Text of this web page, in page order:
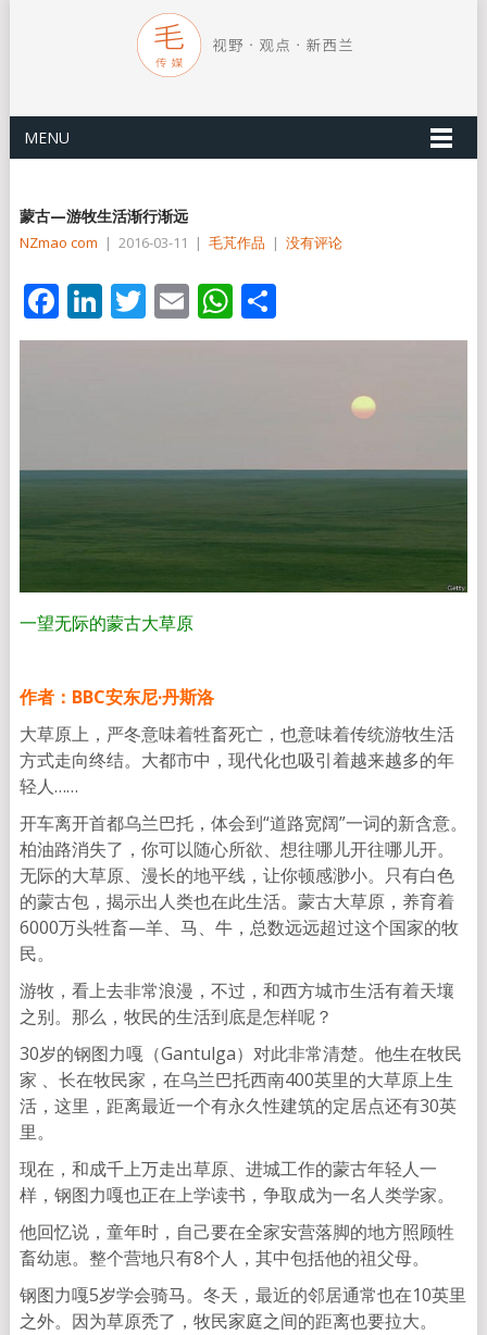
MENU
蒙古—游牧生活渐行渐远
NZmao com | 2016-03-11 | 毛芃作品 | 没有评论
Facebook
LinkedIn
Twitter
EmailWhatsApp
分
享
一望无际的蒙古大草原
作者：BBC安东尼·丹斯洛
大草原上，严冬意味着牲畜死亡，也意味着传统游牧生活
方式走向终结。大都市中，现代化也吸引着越来越多的年
轻人……
开车离开首都乌兰巴托，体会到“道路宽阔”一词的新含意。
柏油路消失了，你可以随心所欲、想往哪儿开往哪儿开。
无际的大草原、漫长的地平线，让你顿感渺小。只有白色
的蒙古包，揭示出人类也在此生活。蒙古大草原，养育着
6000万头牲畜—羊、马、牛，总数远远超过这个国家的牧
民。
游牧，看上去非常浪漫，不过，和西方城市生活有着天壤
之别。那么，牧民的生活到底是怎样呢？
30岁的钢图力嘎（Gantulga）对此非常清楚。他生在牧民
家 、长在牧民家，在乌兰巴托西南400英里的大草原上生
活，这里，距离最近一个有永久性建筑的定居点还有30英
里。
现在，和成千上万走出草原、进城工作的蒙古年轻人一
样，钢图力嘎也正在上学读书，争取成为一名人类学家。
他回忆说，童年时，自己要在全家安营落脚的地方照顾牲
畜幼崽。整个营地只有8个人，其中包括他的祖父母。
钢图力嘎5岁学会骑马。冬天，最近的邻居通常也在10英里
之外。因为草原秃了，牧民家庭之间的距离也要拉大。